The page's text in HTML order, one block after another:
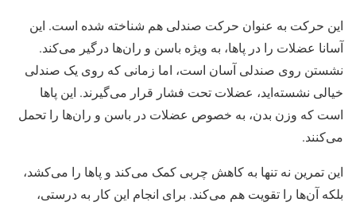
این حرکت به عنوان حرکت صندلی هم شناخته شده است. این
آسانا عضلات را در پاها، به ویژه باسن و ران‌ها درگیر می‌کند.
نشستن روی صندلی آسان است، اما زمانی که روی یک صندلی
خیالی نشسته‌اید، عضلات تحت فشار قرار می‌گیرند. این پاها
است که وزن بدن، به خصوص عضلات در باسن و ران‌ها را تحمل
می‌کنند.
این تمرین نه تنها به کاهش چربی کمک می‌کند و پاها را می‌کشد،
بلکه آن‌ها را تقویت هم می‌کند. برای انجام این کار به درستی،